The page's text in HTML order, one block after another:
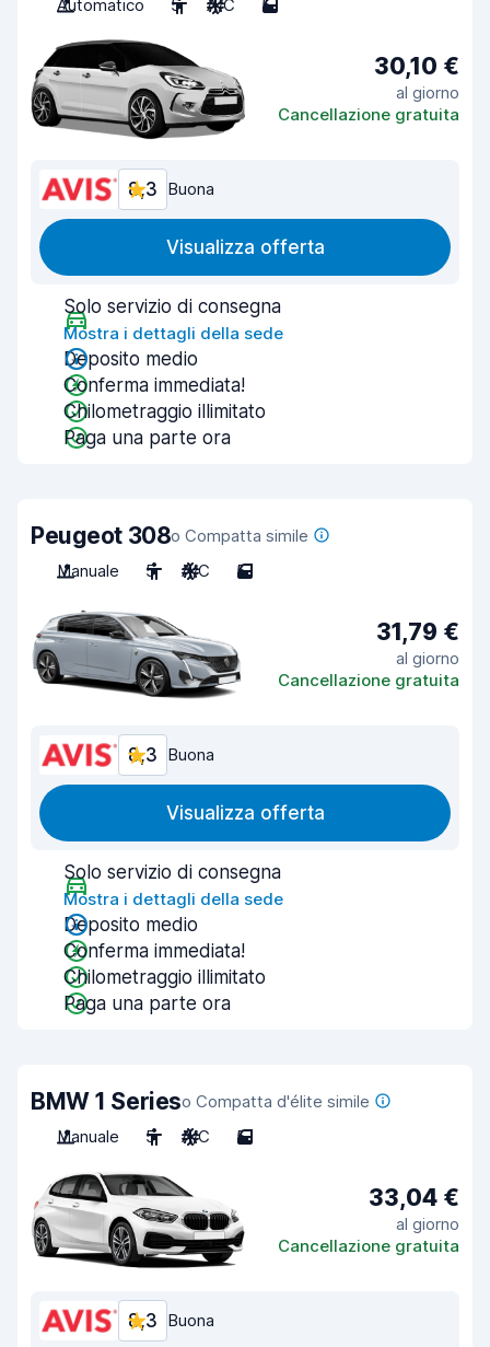
Automatico 5 A/C 5
30,10 €
al giorno
Cancellazione gratuita
8,3 Buona
Visualizza offerta
Solo servizio di consegna
Mostra i dettagli della sede
Deposito medio
Conferma immediata!
Chilometraggio illimitato
Paga una parte ora
Peugeot 308o Compatta simile
Manuale
5 A/C 5
31,79 €
al giorno
Cancellazione gratuita
8,3 Buona
Visualizza offerta
Solo servizio di consegna
Mostra i dettagli della sede
Deposito medio
Conferma immediata!
Chilometraggio illimitato
Paga una parte ora
BMW 1 Serieso Compatta d'élite simile
Manuale
5 A/C 5
33,04 €
al giorno
Cancellazione gratuita
8,3 Buona